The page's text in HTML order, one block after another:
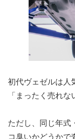
初代ヴェゼルは人
「まったく売れ
ただし、同じ年式
コ臭いかどうかで